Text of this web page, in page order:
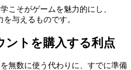
こそがゲームを魅力的にし、
を与えるものです。
ントを購入する利点
無数に使う代わりに、すでに準備